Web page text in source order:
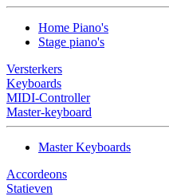
Home Piano's
Stage piano's
Versterkers
Keyboards
MIDI-Controller
Master-keyboard
Master Keyboards
Accordeons
Statieven